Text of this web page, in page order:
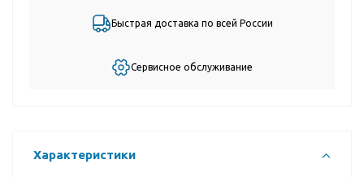
Быстрая доставка по всей России
Сервисное обслуживание
Характеристики